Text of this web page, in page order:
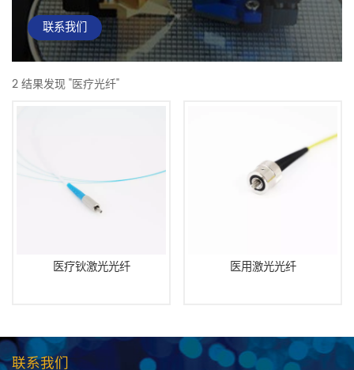
联系我们
2 结果发现 "医疗光纤"
医疗钬激光光纤 医用激光光纤
联系我们